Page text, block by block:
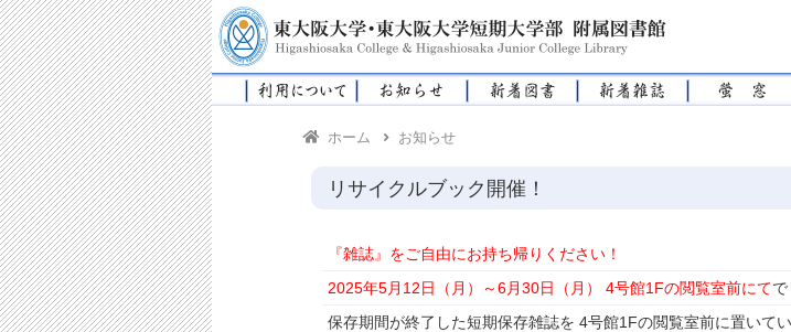
ホーム お知らせ
リサイクルブック開催！
『雑誌』をご自由にお持ち帰りください！
2025年5月12日（月）～6月30日（月） 4号館1Fの閲覧室前にて
保存期間が終了した短期保存雑誌を 4号館1Fの閲覧室前に置いてい